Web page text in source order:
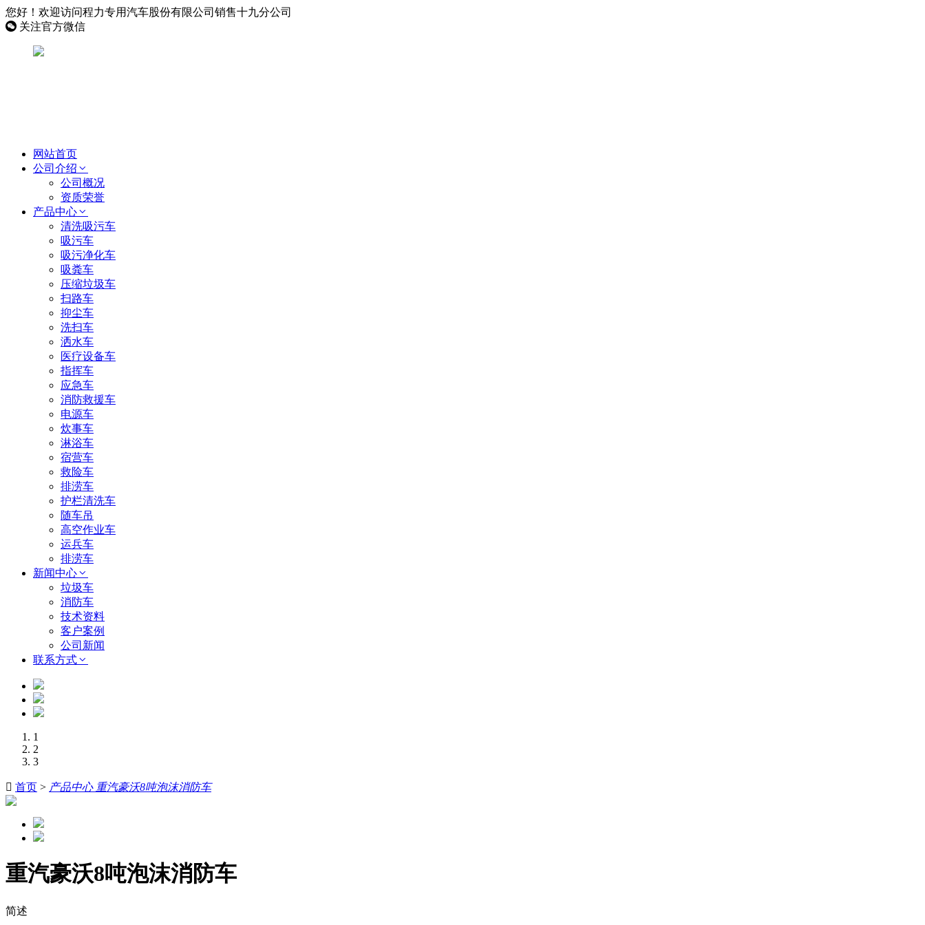
您好！欢迎访问程力专用汽车股份有限公司销售十九分公司
关注官方微信
网站首页
公司介绍
公司概况
资质荣誉
产品中心
清洗吸污车
吸污车
吸污净化车
吸粪车
压缩垃圾车
扫路车
抑尘车
洗扫车
洒水车
医疗设备车
指挥车
应急车
消防救援车
电源车
炊事车
淋浴车
宿营车
救险车
排涝车
护栏清洗车
随车吊
高空作业车
运兵车
排涝车
新闻中心
垃圾车
消防车
技术资料
客户案例
公司新闻
联系方式
1
2
3
 首页 > 产品中心 重汽豪沃8吨泡沫消防车
重汽豪沃8吨泡沫消防车
简述